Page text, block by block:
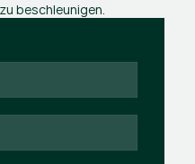
beschleunigen.